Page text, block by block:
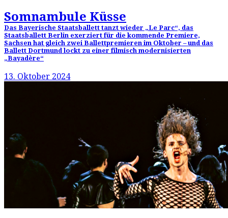
Somnambule Küsse
Das Bayerische Staatsballett tanzt wieder „Le Parc“, das
Staatsballett Berlin exerziert für die kommende Premiere,
Sachsen hat gleich zwei Ballettpremieren im Oktober – und das
Ballett Dortmund lockt zu einer filmisch modernisierten
„Bayadère“
13. Oktober 2024